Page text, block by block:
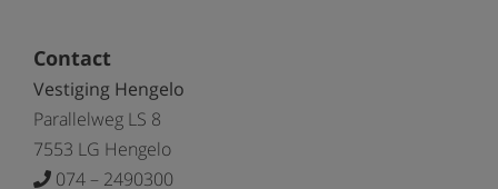
Contact
Vestiging Hengelo
Parallelweg LS 8
7553 LG Hengelo
074 – 2490300